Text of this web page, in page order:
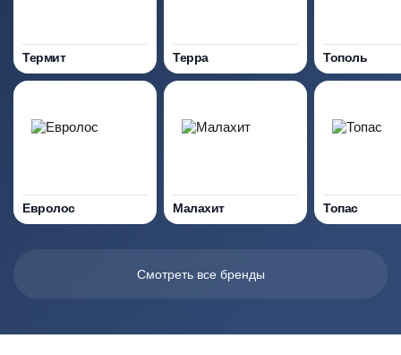
Термит Терра Тополь
Евролос Малахит Топас
Смотреть все бренды